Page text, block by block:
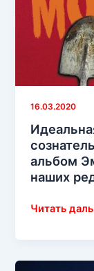
вдохновить
Эминема
на
создание
нового
16.03.2020
альбом
наших
Идеальная
и
Читать